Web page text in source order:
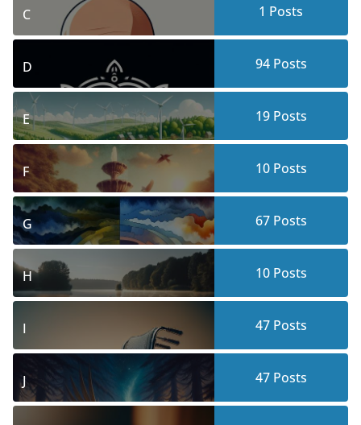
C 1 Posts
D 94Posts
E 19Posts
F 10Posts
G 67Posts
H 10Posts
I 47Posts
J 47Posts